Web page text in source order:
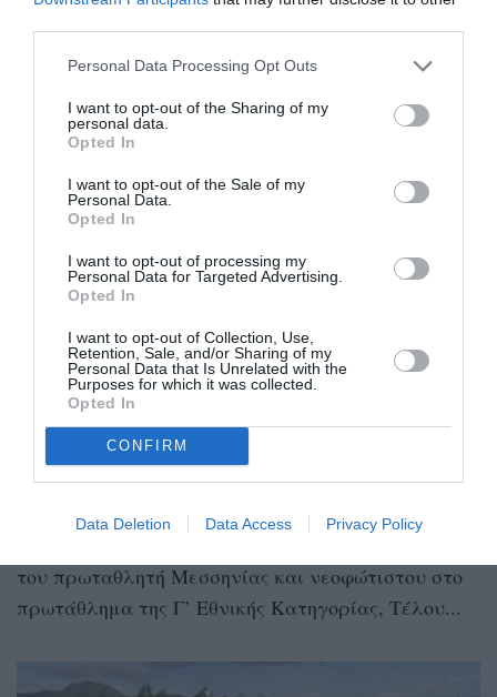
Personal Data Processing Opt Outs
I want to opt-out of the Sharing of my
personal data.
Opted In
I want to opt-out of the Sale of my
Personal Data.
Opted In
I want to opt-out of processing my
Personal Data for Targeted Advertising.
Opted In
I want to opt-out of Collection, Use,
Retention, Sale, and/or Sharing of my
Personal Data that Is Unrelated with the
Purposes for which it was collected.
Opted In
CONFIRM
Data Deletion Data Access Privacy Policy
προβλέπεται στο Καταστατικό της...
Τέλος Άγρας: Νέα διοίκηση με
πρόεδρο το Διονύσιο Μπουλουλή-
Ειδικός σύμβουλος ο Β.
Καραχούντρης
του πρωταθλητή Μεσσηνίας και νεοφώτιστου στο
πρωτάθλημα της Γ’ Εθνικής Κατηγορίας, Τέλου...